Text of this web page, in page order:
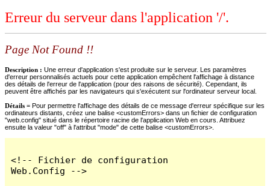
Erreur du serveur dans l'application '/'.
Page Not Found !!
Description : Une erreur d'application s'est produite sur le serveur. Les paramètres
d'erreur personnalisés actuels pour cette application empêchent l'affichage à distance
des détails de l'erreur de l'application (pour des raisons de sécurité). Cependant, ils
peuvent être affichés par les navigateurs qui s'exécutent sur l'ordinateur serveur local.
Détails = Pour permettre l'affichage des détails de ce message d'erreur spécifique sur les
ordinateurs distants, créez une balise <customErrors> dans un fichier de configuration
"web.config" situé dans le répertoire racine de l'application Web en cours. Attribuez
ensuite la valeur "off" à l'attribut "mode" de cette balise <customErrors>.
<!-- Fichier de configuration
Web.Config -->